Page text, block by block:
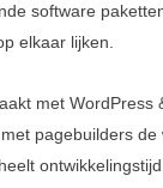
software
elkaar lijken.
met WordPress
pagebuilders de
ontwikkelingstijd.